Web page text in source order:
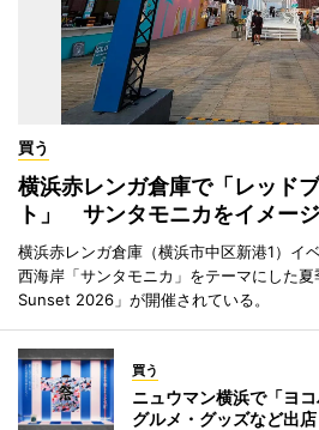
買う
横浜赤レンガ倉庫で「レッド
ト」 サンタモニカをイメー
横浜赤レンガ倉庫（横浜市中区新港1）イ
西海岸「サンタモニカ」をテーマにした
Sunset 2026」が開催されている。
買う
ニュウマン横浜で「ヨ
グルメ・グッズなど出店